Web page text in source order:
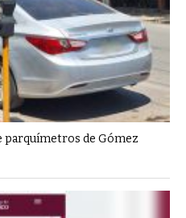
parquímetros de Gómez